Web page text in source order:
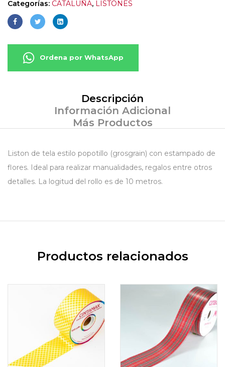
Categorías: CATALUÑA, LISTONES
Ordena por WhatsApp
Descripción
Información Adicional
Más Productos
Liston de tela estilo popotillo (grosgrain) con estampado de
flores. Ideal para realizar manualidades, regalos entre otros
detalles. La logitud del rollo es de 10 metros.
Productos relacionados